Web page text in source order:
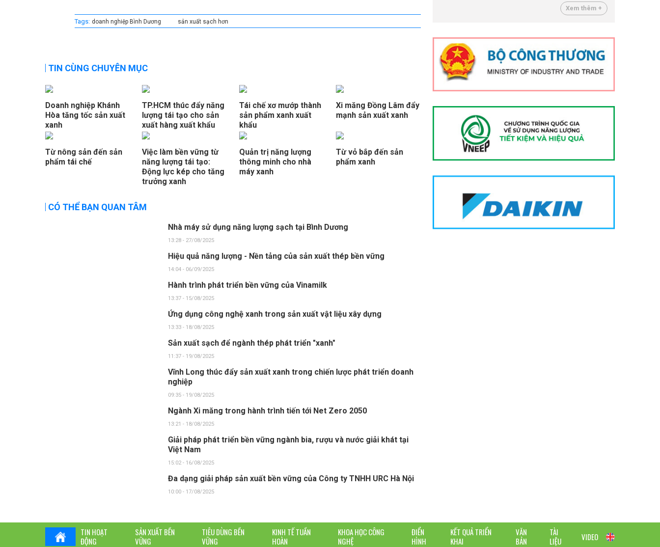
Tags: doanh nghiệp Bình Dương sản xuất sạch hơn
TIN CÙNG CHUYÊN MỤC
Doanh nghiệp Khánh
Hòa tăng tốc sản xuất
xanh
TP.HCM thúc đẩy năng
lượng tái tạo cho sản
xuất hàng xuất khẩu
Tái chế xơ mướp thành
sản phẩm xanh xuất
khẩu
Xi măng Đồng Lâm đẩy
mạnh sản xuất xanh
Từ nông sản đến sản
phẩm tái chế
Việc làm bền vững từ
năng lượng tái tạo:
Động lực kép cho tăng
trưởng xanh
Quản trị năng lượng
thông minh cho nhà
máy xanh
Từ vỏ bắp đến sản
phẩm xanh
CÓ THỂ BẠN QUAN TÂM
Nhà máy sử dụng năng lượng sạch tại Bình Dương
13:28 - 27/08/2025
Hiệu quả năng lượng - Nền tảng của sản xuất thép bền vững
14:04 - 06/09/2025
Hành trình phát triển bền vững của Vinamilk
13:37 - 15/08/2025
Ứng dụng công nghệ xanh trong sản xuất vật liệu xây dựng
13:33 - 18/08/2025
Sản xuất sạch để ngành thép phát triển "xanh"
11:37 - 19/08/2025
Vĩnh Long thúc đẩy sản xuất xanh trong chiến lược phát triển doanh
nghiệp
09:35 - 19/08/2025
Ngành Xi măng trong hành trình tiến tới Net Zero 2050
13:21 - 18/08/2025
Giải pháp phát triển bền vững ngành bia, rượu và nước giải khát tại
Việt Nam
15:02 - 16/08/2025
Đa dạng giải pháp sản xuất bền vững của Công ty TNHH URC Hà Nội
10:00 - 17/08/2025
Xem thêm +
TIN HOẠT
ĐỘNG
SẢN XUẤT BỀN
VỮNG
TIÊU DÙNG BỀN
VỮNG
KINH TẾ TUẦN
HOÀN
KHOA HỌC CÔNG
NGHỆ
ĐIỂN
HÌNH
KẾT QUẢ TRIỂN
KHAI
VĂN
BẢN
TÀI
LIỆU
VIDEO